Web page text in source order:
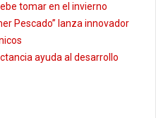
tomar en el invierno
Pescado” lanza innovador
ayuda al desarrollo